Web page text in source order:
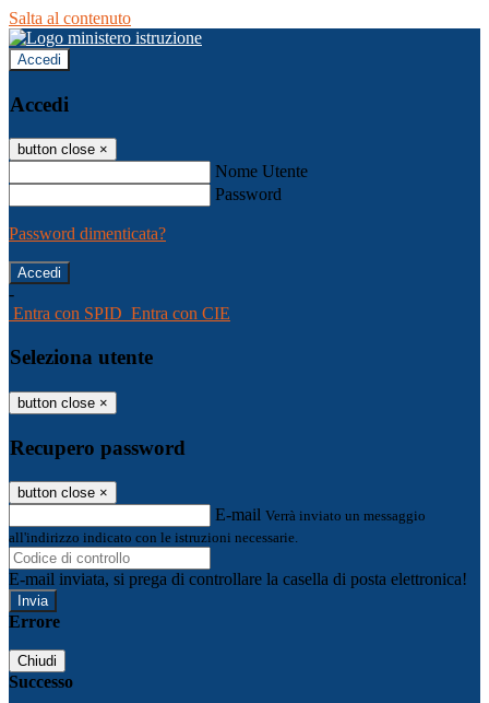
Salta al contenuto
Accedi
Accedi
button close ×
Nome Utente
Password
Password dimenticata?
-
Entra con SPID Entra con CIE
Seleziona utente
button close ×
Recupero password
button close ×
E-mail Verrà inviato un messaggio
all'indirizzo indicato con le istruzioni necessarie.
E-mail inviata, si prega di controllare la casella di posta elettronica!
Errore
Chiudi
Successo